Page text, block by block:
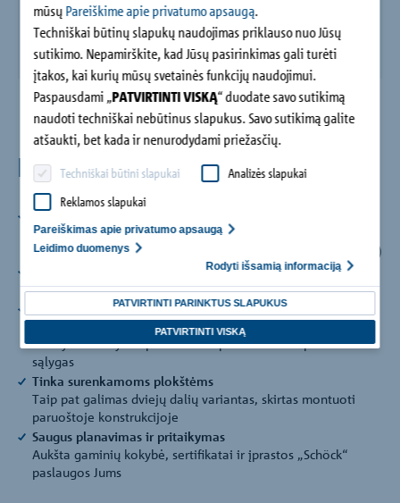
mūsų Pareiškime apie privatumo apsaugą.
Techniškai būtinų slapukų naudojimas priklauso nuo Jūsų
sutikimo. Nepamirškite, kad Jūsų pasirinkimas gali turėti
įtakos, kai kurių mūsų svetainės funkcijų naudojimui.
Paspausdami „PATVIRTINTI VISKĄ“ duodate savo sutikimą
naudoti techniškai nebūtinus slapukus. Savo sutikimą galite
atšaukti, bet kada ir nenurodydami priežasčių.
Techniškai būtini slapukai
Analizės slapukai
Reklamos slapukai
Pareiškimas apie privatumo apsaugą
Leidimo duomenys
Rodyti išsamią informaciją
PATVIRTINTI PARINKTUS SLAPUKUS
PATVIRTINTI VISKĄ
Privalumai
Efektyvesnis planavimas
Mažiau skirtingų elementų ir detalūs planavimo dokumentai
(pvz., techninė informacija ir skaičiavimo programinė įranga)
Neribotas planavimas ir didesnė gyvenamoji erdvė
Galimi visi įprastiniai sienų pločiai (>= 175mm)
Mažesnės tvarkymo, transportavimo ir apdirbimo išlaidos
Inkaravimo galvutės izoliacijos sluoksnio aukštyje užtikrina
efektyvius statybos procesus ir optimalias transportavimo
sąlygas
Tinka surenkamoms plokštėms
Taip pat galimas dviejų dalių variantas, skirtas montuoti
paruoštoje konstrukcijoje
Saugus planavimas ir pritaikymas
Aukšta gaminių kokybė, sertifikatai ir įprastos „Schöck“
paslaugos Jums